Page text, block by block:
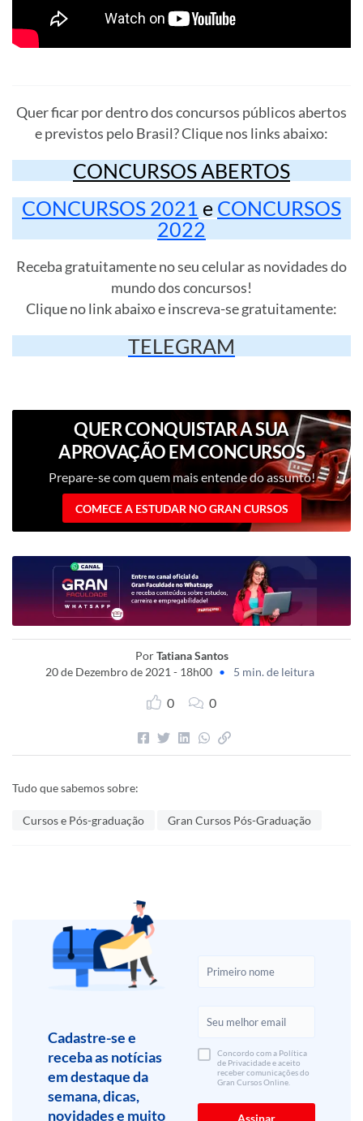
Quer ficar por dentro dos concursos públicos abertos
e previstos pelo Brasil? Clique nos links abaixo:
CONCURSOS ABERTOS
CONCURSOS 2021 e CONCURSOS
2022
Receba gratuitamente no seu celular as novidades do
mundo dos concursos!
Clique no link abaixo e inscreva-se gratuitamente:
TELEGRAM
QUER CONQUISTAR A SUA
APROVAÇÃO EM CONCURSOS
PÚBLICOS?
Prepare-se com quem mais entende do assunto!
COMECE A ESTUDAR NO GRAN CURSOS
PorTatiana Santos
20 de Dezembro de 2021 - 18h00 • 5 min. de leitura
0 0
Tudo que sabemos sobre:
Cursos e Pós-graduação Gran Cursos Pós-Graduação
Cadastre-se e
receba as notícias
em destaque da
semana, dicas,
novidades e muito
Concordo com a Política
de Privacidade e aceito
receber comunicações do
Gran Cursos Online.